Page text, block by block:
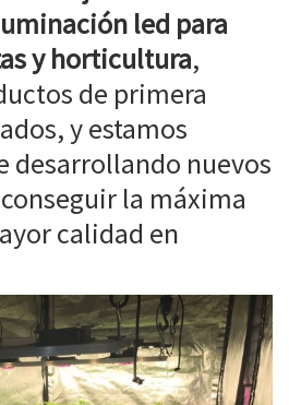
led para
y horticultura,
de primera
y estamos
desarrollando nuevos
la máxima
calidad en